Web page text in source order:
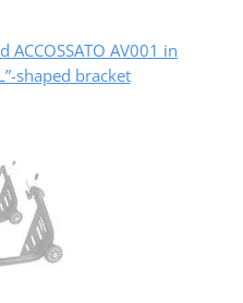
ACCOSSATO AV001 in
shaped bracket